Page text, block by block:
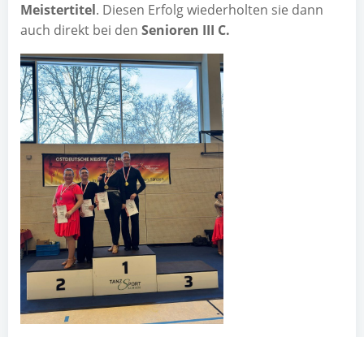
Meis­ter­ti­tel. Die­sen Erfolg wie­der­hol­ten sie dann
auch direkt bei den Senio­ren III C.